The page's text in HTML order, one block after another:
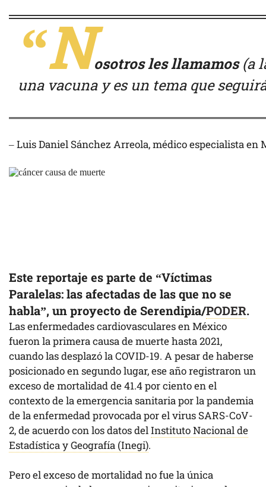
“Nosotros les llamamos(a
una vacuna y es un tema que
– Luis Daniel Sánchez Arreola, médico especialista
Este reportaje es parte de “Víctimas
Paralelas: las afectadas de las que no se
habla”, un proyecto de Serendipia/PODER.
Las enfermedades cardiovasculares en México
fueron la primera causa de muerte hasta 2021,
cuando las desplazó la COVID-19. A pesar de haberse
posicionado en segundo lugar, ese año registraron un
exceso de mortalidad de 41.4 por ciento en el
contexto de la emergencia sanitaria por la pandemia
de la enfermedad provocada por el virus SARS-CoV-
2, de acuerdo con los datos delInstituto Nacional de
Estadística y Geografía (Inegi).
Pero el exceso de mortalidad no fue la única